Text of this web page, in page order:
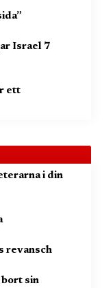
Israel 7
ett
i din
revansch
bort sin